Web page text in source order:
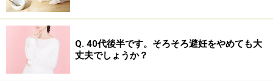
自分を情けなく思う
食欲がなくなる
子供や夫に愛情を感じなかったり、 持てない
（出典：日本周産期メンタルヘルス学会）
Q. 40代後半です。そろそろ避妊をやめても大
丈夫でしょうか？